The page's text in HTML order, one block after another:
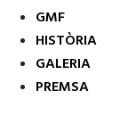
GMF
HISTÒRIA
GALERIA
PREMSA